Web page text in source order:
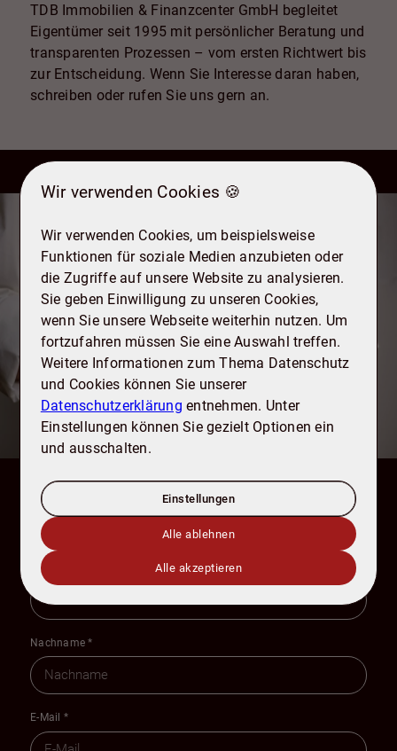
TDB Immobilien & Finanzcenter GmbH begleitet
Eigentümer seit 1995 mit persönlicher Beratung und
transparenten Prozessen – vom ersten Richtwert bis
zur Entscheidung. Wenn Sie Interesse daran haben,
schreiben oder rufen Sie uns gern an.
Kontakt
Wie dürfen wir Sie unterstützen?
Gerne beraten wir Sie zu Ihren Möglichkeiten
rund um den Kauf, Verkauf und Bewertung
von Immobilien. Sprechen Sie uns einfach
an, wir freuen uns darauf, Sie
kennenzulernen.
Anrede
Vorname
Nachname*
E-Mail *
Wir verwenden Cookies 🍪
Wir verwenden Cookies, um beispielsweise
Funktionen für soziale Medien anzubieten oder
die Zugriffe auf unsere Website zu analysieren.
Sie geben Einwilligung zu unseren Cookies,
wenn Sie unsere Webseite weiterhin nutzen. Um
fortzufahren müssen Sie eine Auswahl treffen.
Weitere Informationen zum Thema Datenschutz
und Cookies können Sie unserer
Datenschutzerklärung entnehmen. Unter
Einstellungen können Sie gezielt Optionen ein
und ausschalten.
Einstellungen
Alle ablehnen
Alle akzeptieren